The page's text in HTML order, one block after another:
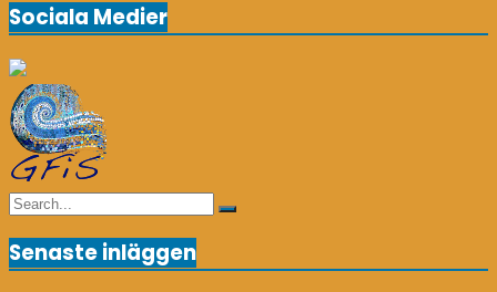
Sociala Medier
Search
Search
Senaste inläggen